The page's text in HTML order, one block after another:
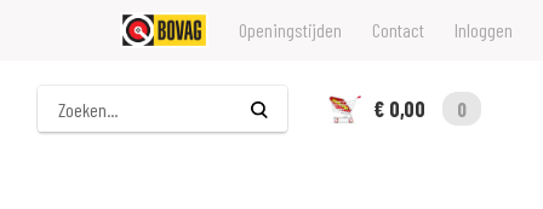
Openingstijden Contact Inloggen
Zoeken
€ 0,00
0